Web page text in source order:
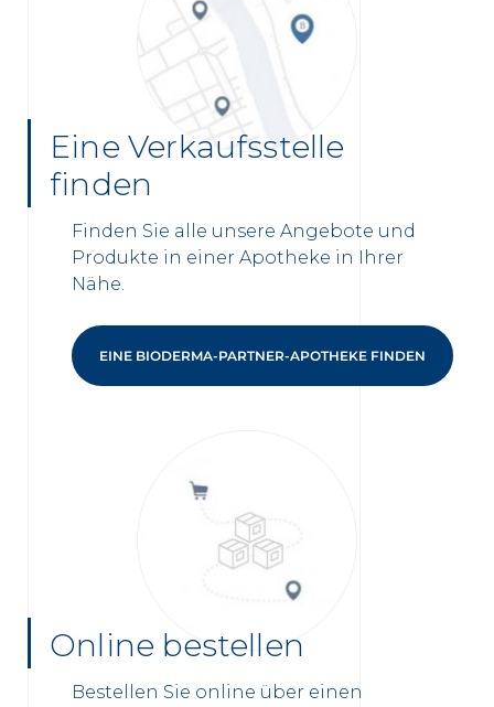
Eine Verkaufsstelle
finden
Finden Sie alle unsere Angebote und
Produkte in einer Apotheke in Ihrer
Nähe.
EINE BIODERMA-PARTNER-APOTHEKE FINDEN
Online bestellen
Bestellen Sie online über einen